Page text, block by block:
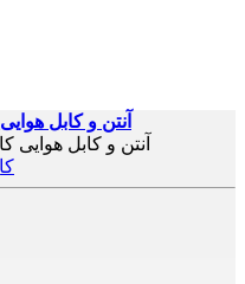
آنتن و کابل هوایی